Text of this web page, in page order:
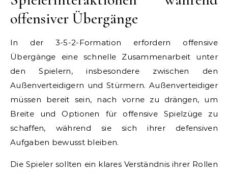
offensiver Übergänge
In der 3-5-2-Formation erfordern offensive
Übergänge eine schnelle Zusammenarbeit unter
den Spielern, insbesondere zwischen den
Außenverteidigern und Stürmern. Außenverteidiger
müssen bereit sein, nach vorne zu drängen, um
Breite und Optionen für offensive Spielzüge zu
schaffen, während sie sich ihrer defensiven
Aufgaben bewusst bleiben.
Die Spieler sollten ein klares Verständnis ihrer Rollen